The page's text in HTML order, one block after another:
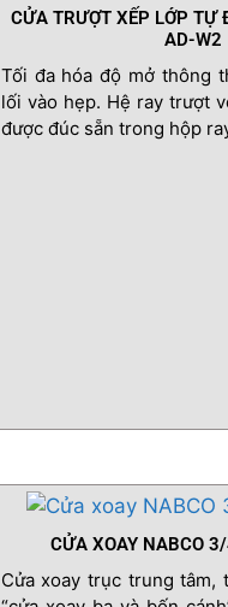
CỬA TRƯỢT XẾP LỚP TỰ
AD-W2
Tối đa hóa độ mở thông
lối vào hẹp. Hệ ray trượt
được đúc sẵn trong hộp
CỬA XOAY NABCO
Cửa xoay trục trung tâm,